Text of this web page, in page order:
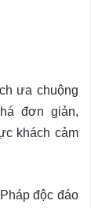
ưa chuộng
đơn giản,
khách cảm
độc đáo